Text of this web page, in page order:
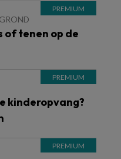
of tenen op de
kinderopvang?